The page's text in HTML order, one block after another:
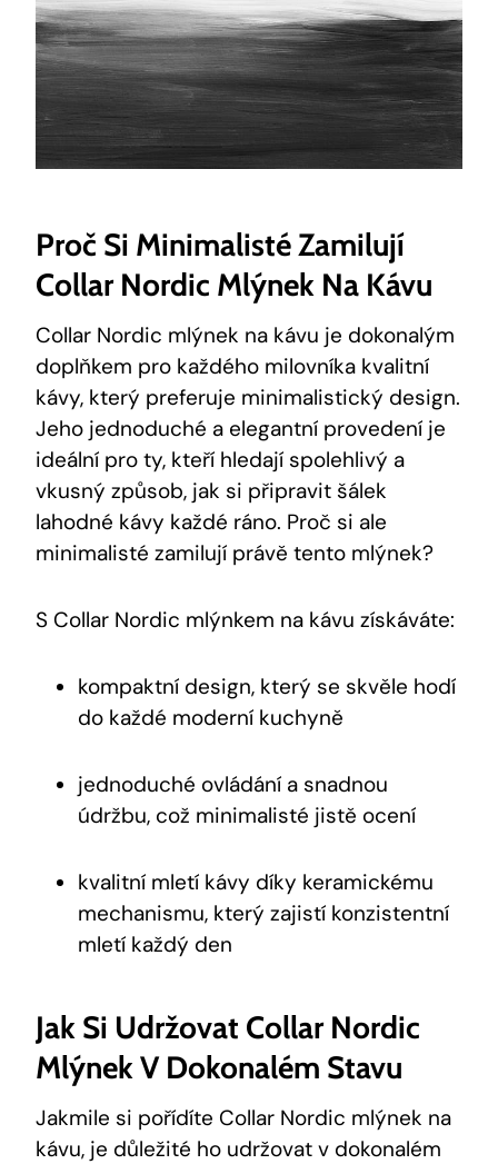
Proč Si Minimalisté Zamilují
Collar Nordic Mlýnek Na Kávu
Collar Nordic mlýnek na kávu je dokonalým
doplňkem pro každého milovníka kvalitní
kávy, který preferuje minimalistický design.
Jeho jednoduché a elegantní provedení je
ideální pro ty, kteří hledají spolehlivý a
vkusný způsob, jak si připravit šálek
lahodné kávy každé ráno. Proč si ale
minimalisté zamilují právě tento mlýnek?
S Collar Nordic mlýnkem na kávu získáváte:
kompaktní design, který se skvěle hodí
do každé moderní kuchyně
jednoduché ovládání a snadnou
údržbu, což minimalisté jistě ocení
kvalitní mletí kávy díky keramickému
mechanismu, který zajistí konzistentní
mletí každý den
Jak Si Udržovat Collar Nordic
Mlýnek V Dokonalém Stavu
Jakmile si pořídíte Collar Nordic mlýnek na
kávu, je důležité ho udržovat v dokonalém